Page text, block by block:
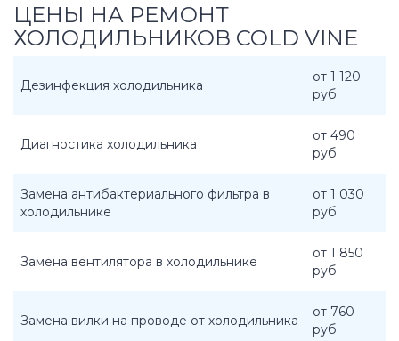
ЦЕНЫ НА РЕМОНТ
ХОЛОДИЛЬНИКОВ COLD VINE
Дезинфекция холодильника
от 1 120
руб.
Диагностика холодильника
от 490
руб.
Замена антибактериального фильтра в
холодильнике
от 1 030
руб.
Замена вентилятора в холодильнике
от 1 850
руб.
Замена вилки на проводе от холодильника
от 760
руб.